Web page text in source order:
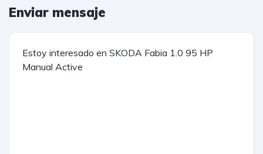
Enviar mensaje